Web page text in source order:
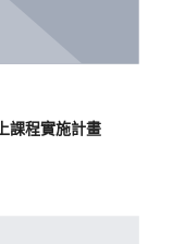
課程實施計畫